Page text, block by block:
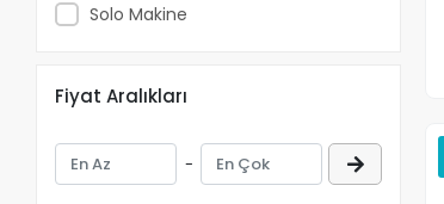
Solo Makine
Fiyat Aralıkları
-